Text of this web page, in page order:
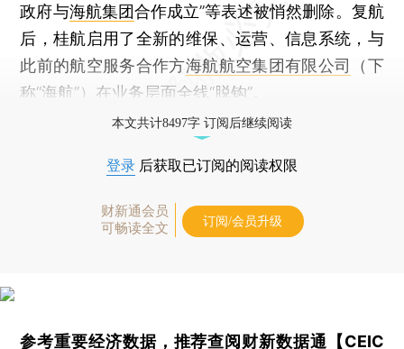
政府与海航集团合作成立”等表述被悄然删除。复航
后，桂航启用了全新的维保、运营、信息系统，与
此前的航空服务合作方海航航空集团有限公司
（下
称“海航”）在业务层面全线“脱钩”。
本文共计8497字 订阅后继续阅读
登录 后获取已订阅的阅读权限
财新通会员
可畅读全文
订阅/会员升级
参考重要经济数据，推荐查阅财新数据通【CEIC